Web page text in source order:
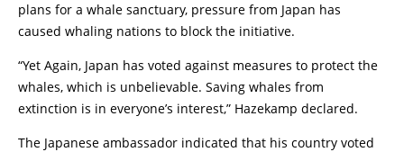
plans for a whale sanctuary, pressure from Japan has
caused whaling nations to block the initiative.
“Yet Again, Japan has voted against measures to protect the
whales, which is unbelievable. Saving whales from
extinction is in everyone’s interest,” Hazekamp declared.
The Japanese ambassador indicated that his country voted